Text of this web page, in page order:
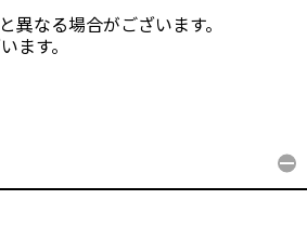
異なる場合がございます。
ます。